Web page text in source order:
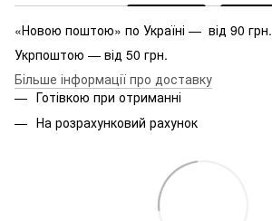
«Новою поштою» по Україні — від 90 грн.
Укрпоштою — від 50 грн.
Більше інформації про доставку
Готівкою при отриманні
На розрахунковий рахунок